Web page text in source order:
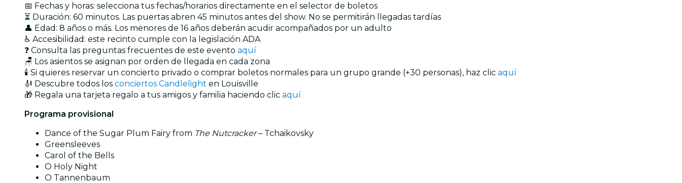
📅 Fechas y horas: selecciona tus fechas/horarios directamente en el selector de boletos
⏳ Duración: 60 minutos. Las puertas abren 45 minutos antes del show. No se permitirán llegadas tardías
👤 Edad: 8 años o más. Los menores de 16 años deberán acudir acompañados por un adulto
♿ Accesibilidad: este recinto cumple con la legislación ADA
❓ Consulta las preguntas frecuentes de este evento aquí
🪑 Los asientos se asignan por orden de llegada en cada zona
🕯️ Si quieres reservar un concierto privado o comprar boletos normales para un grupo grande (+30 personas), haz clic aquí
🎻 Descubre todos los conciertos Candlelight en Louisville
🎁 Regala una tarjeta regalo a tus amigos y familia haciendo clic aquí
Programa provisional
Dance of the Sugar Plum Fairy from The Nutcracker– Tchaikovsky
Greensleeves
Carol of the Bells
O Holy Night
O Tannenbaum